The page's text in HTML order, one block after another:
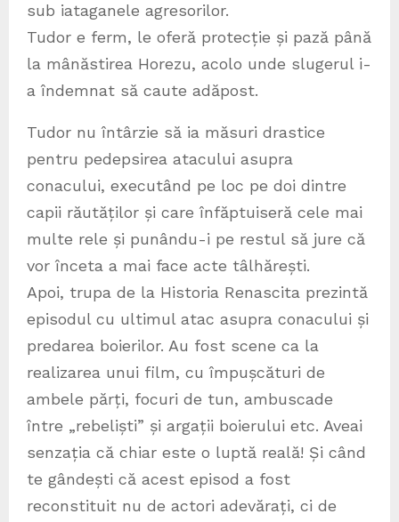
sub iataganele agresorilor.
Tudor e ferm, le oferă protecție și pază până
la mânăstirea Horezu, acolo unde slugerul i-
a îndemnat să caute adăpost.
Tudor nu întârzie să ia măsuri drastice
pentru pedepsirea atacului asupra
conacului, executând pe loc pe doi dintre
capii răutăților și care înfăptuiseră cele mai
multe rele și punându-i pe restul să jure că
vor înceta a mai face acte tâlhărești.
Apoi, trupa de la Historia Renascita prezintă
episodul cu ultimul atac asupra conacului și
predarea boierilor. Au fost scene ca la
realizarea unui film, cu împușcături de
ambele părți, focuri de tun, ambuscade
între „rebeliști” și argații boierului etc. Aveai
senzația că chiar este o luptă reală! Și când
te gândești că acest episod a fost
reconstituit nu de actori adevărați, ci de